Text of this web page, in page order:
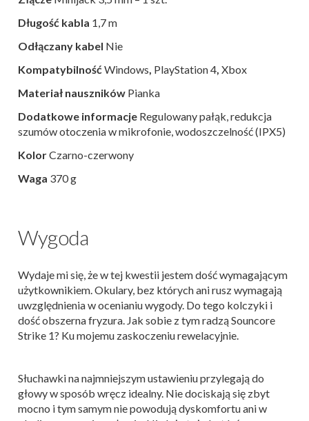
Długość kabla 1,7 m
Odłączany kabel Nie
KompatybilnośćWindows, PlayStation 4, Xbox
Materiał nauszników Pianka
Dodatkowe informacje Regulowany pałąk, redukcja
szumów otoczenia w mikrofonie, wodoszczelność (IPX5)
KolorCzarno-czerwony
Waga 370 g
Wygoda
Wydaje mi się, że w tej kwestii jestem dość wymagającym
użytkownikiem. Okulary, bez których ani rusz wymagają
uwzględnienia w ocenianiu wygody. Do tego kolczyki i
dość obszerna fryzura. Jak sobie z tym radzą Souncore
Strike 1? Ku mojemu zaskoczeniu rewelacyjnie.
Słuchawki na najmniejszym ustawieniu przylegają do
głowy w sposób wręcz idealny. Nie dociskają się zbyt
mocno i tym samym nie powodują dyskomfortu ani w